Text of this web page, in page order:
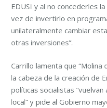
EDUSI y al no concederles
vez de invertirlo en
unilateralmente cambiar
otras inversiones”.
Carrillo lamenta que
la cabeza de la creación de
políticas socialistas
local” y pide al Gobierno